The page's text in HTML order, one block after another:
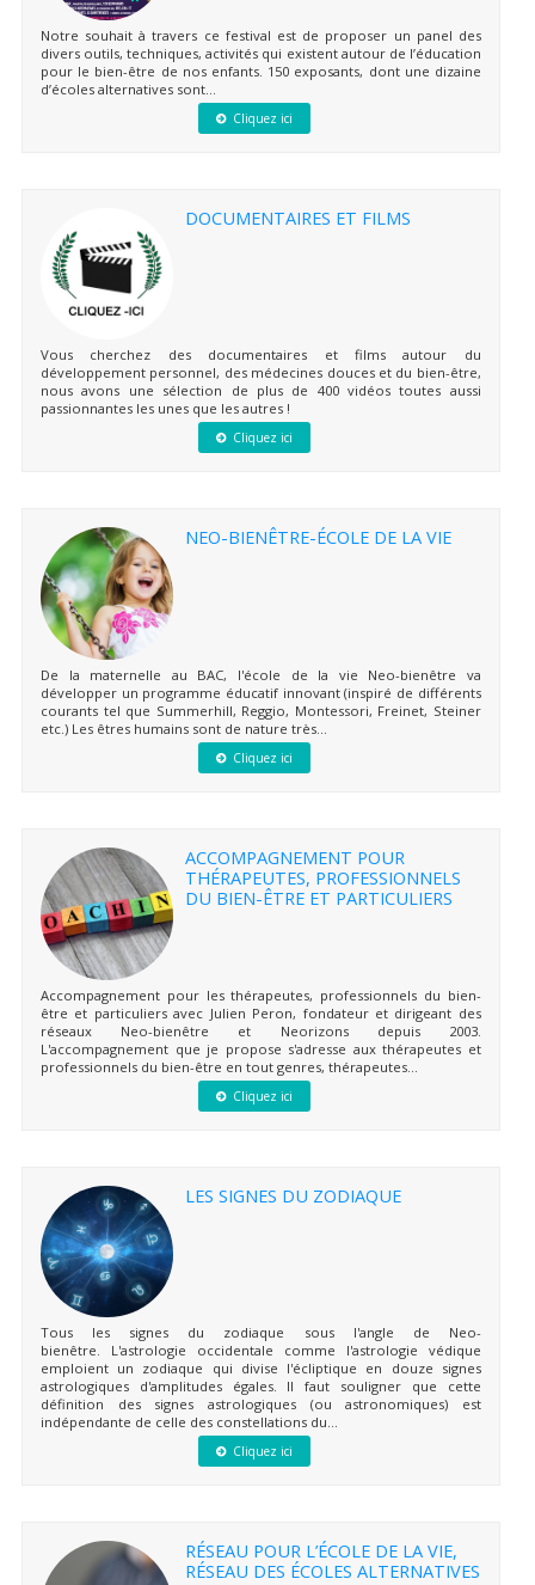
Notre souhait à travers ce festival est de proposer un panel des
divers outils, techniques, activités qui existent autour de l’éducation
pour le bien-être de nos enfants. 150 exposants, dont une dizaine
d’écoles alternatives sont...
Cliquez ici
DOCUMENTAIRES ET FILMS
Vous cherchez des documentaires et films autour du
développement personnel, des médecines douces et du bien-être,
nous avons une sélection de plus de 400 vidéos toutes aussi
passionnantes les unes que les autres !
Cliquez ici
NEO-BIENÊTRE-ÉCOLE DE LA VIE
De la maternelle au BAC, l'école de la vie Neo-bienêtre va
développer un programme éducatif innovant (inspiré de différents
courants tel que Summerhill, Reggio, Montessori, Freinet, Steiner
etc.) Les êtres humains sont de nature très...
Cliquez ici
ACCOMPAGNEMENT POUR
THÉRAPEUTES, PROFESSIONNELS
DU BIEN-ÊTRE ET PARTICULIERS
Accompagnement pour les thérapeutes, professionnels du bien-
être et particuliers avec Julien Peron, fondateur et dirigeant des
réseaux Neo-bienêtre et Neorizons depuis 2003.
L'accompagnement que je propose s'adresse aux thérapeutes et
professionnels du bien-être en tout genres, thérapeutes...
Cliquez ici
LES SIGNES DU ZODIAQUE
Tous les signes du zodiaque sous l'angle de Neo-
bienêtre. L'astrologie occidentale comme l'astrologie védique
emploient un zodiaque qui divise l'écliptique en douze signes
astrologiques d'amplitudes égales. Il faut souligner que cette
définition des signes astrologiques (ou astronomiques) est
indépendante de celle des constellations du...
Cliquez ici
RÉSEAU POUR L’ÉCOLE DE LA VIE,
RÉSEAU DES ÉCOLES ALTERNATIVES